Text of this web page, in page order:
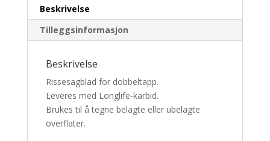
Beskrivelse
Tilleggsinformasjon
Beskrivelse
Rissesagblad for dobbeltapp.
Leveres med Longlife-karbid.
Brukes til å tegne belagte eller ubelagte
overflater.